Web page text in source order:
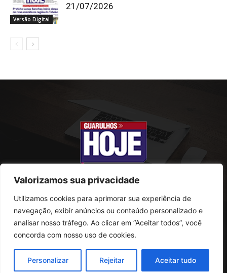
Valorizamos sua privacidade
Utilizamos cookies para aprimorar sua experiência de
navegação, exibir anúncios ou conteúdo personalizado e
analisar nosso tráfego. Ao clicar em “Aceitar todos”, você
concorda com nosso uso de cookies.
Personalizar Rejeitar Aceitar tudo
Versão Digital
21/07/2026
SOBRE NÓS
Rua Conselheiro Antonio Prado, 121
CEP: 07095-180
Telefone: (11) 2823-0800